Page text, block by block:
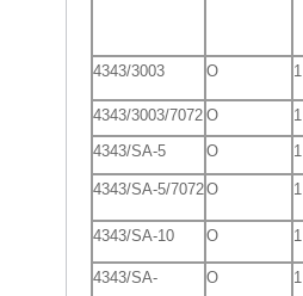
4343/3003 O
4343/3003/7072 O
4343/SA-5
O
4343/SA-5/7072O
4343/SA-10 O
4343/SA-
O